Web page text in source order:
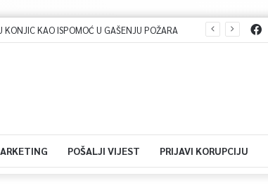
KONJIC KAO ISPOMOĆ U GAŠENJU POŽARA
POŠALJI VIJEST PRIJAVI KORUPCIJU